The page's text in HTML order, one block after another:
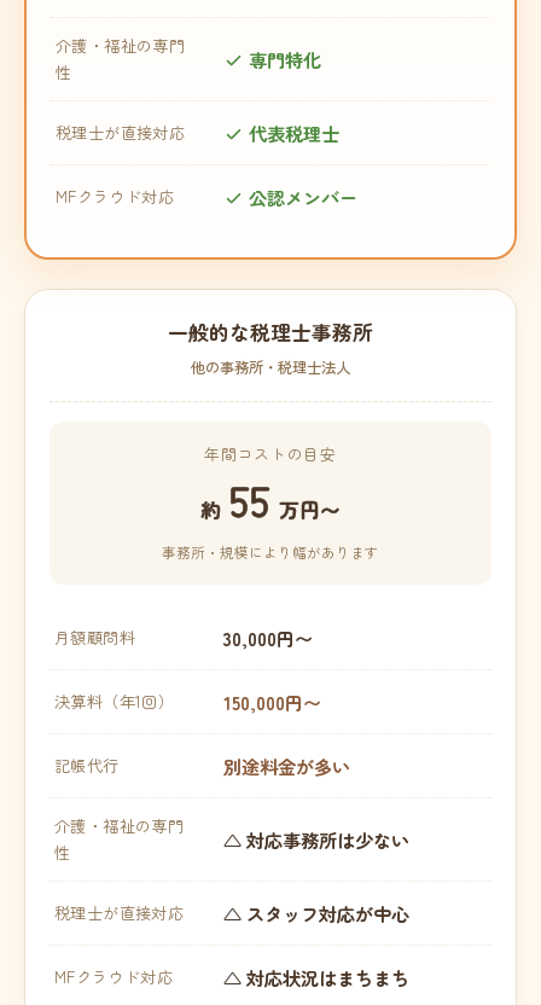
介護・福祉の専門
性
専門特化
税理士が直接対応 代表税理士
MFクラウド対応 公認メンバー
一般的な税理士事務所
他の事務所・税理士法人
年間コストの目安
約 55 万円〜
事務所・規模により幅があります
月額顧問料 30,000円〜
決算料（年1回） 150,000円〜
記帳代行 別途料金が多い
介護・福祉の専門
性
△ 対応事務所は少ない
税理士が直接対応 △ スタッフ対応が中心
MFクラウド対応 △ 対応状況はまちまち